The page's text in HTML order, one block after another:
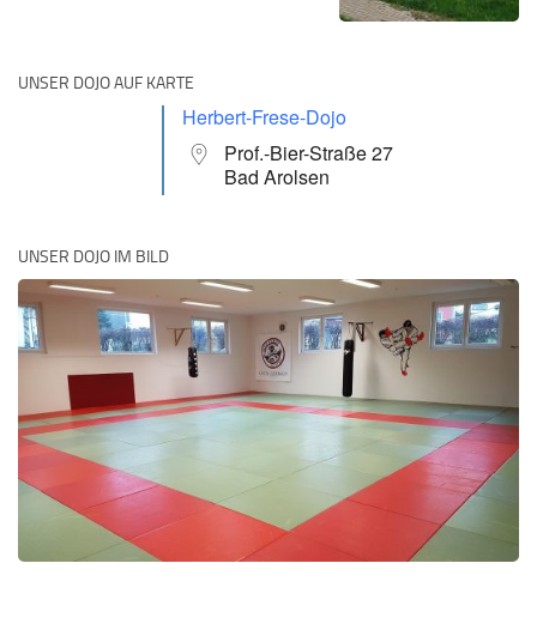
UNSER DOJO AUF KARTE
Herbert-Frese-Dojo
Prof.-Bier-Straße 27
Bad Arolsen
UNSER DOJO IM BILD